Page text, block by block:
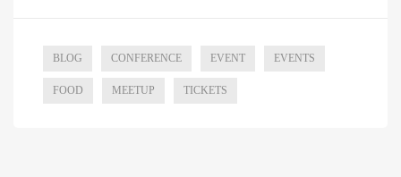
BLOG CONFERENCE EVENT EVENTS
FOOD MEETUP TICKETS